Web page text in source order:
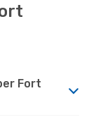
Fort